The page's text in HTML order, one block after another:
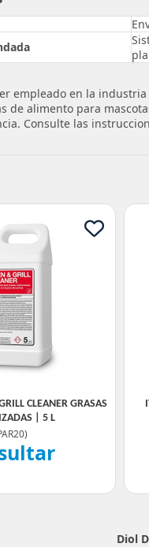
empleado en la
de alimento para
Consulte las
CLEANER GRASAS
| 5 L
)
Diol